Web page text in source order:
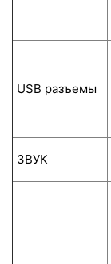
USB разъемы
ЗВУК